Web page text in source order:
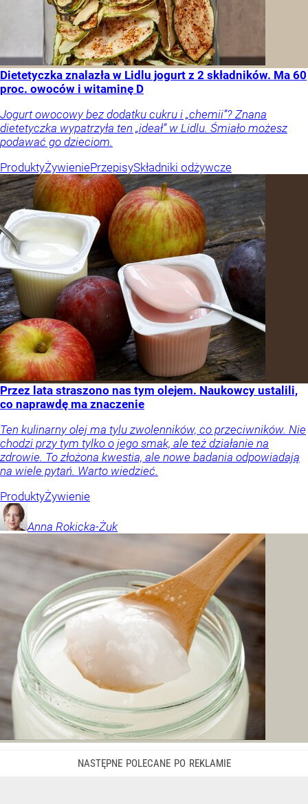
Dietetyczka znalazła w Lidlu jogurt z 2 składników. Ma 60
proc. owoców i witaminę D
Jogurt owocowy bez dodatku cukru i „chemii”? Znana
dietetyczka wypatrzyła ten „ideał” w Lidlu. Śmiało możesz
podawać go dzieciom.
ProduktyŻywieniePrzepisySkładniki odżywcze
Przez lata straszono nas tym olejem. Naukowcy ustalili,
co naprawdę ma znaczenie
Ten kulinarny olej ma tylu zwolenników, co przeciwników. Nie
chodzi przy tym tylko o jego smak, ale też działanie na
zdrowie. To złożona kwestia, ale nowe badania odpowiadają
na wiele pytań. Warto wiedzieć.
ProduktyŻywienie
Anna Rokicka-Żuk